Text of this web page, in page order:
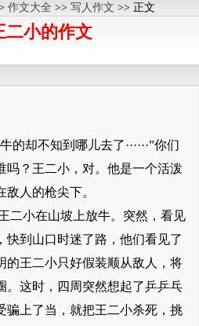
作文大全 >> 写人作文 >> 正文
二小的作文
却不知到哪儿去了······”你们
吗？王二小，对。他是一个活泼
人的枪尖下。
小在山坡上放牛。突然，看见
快到山口时迷了路，他们看见了
的王二小只好假装顺从敌人，将
。这时，四周突然想起了乒乒乓
骗上了当，就把王二小杀死，挑